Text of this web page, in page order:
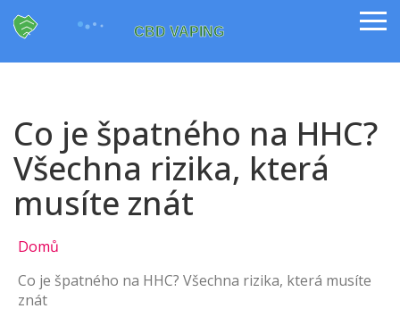
Co je špatného na HHC?
Všechna rizika, která
musíte znát
Domů
Co je špatného na HHC? Všechna rizika, která musíte
znát